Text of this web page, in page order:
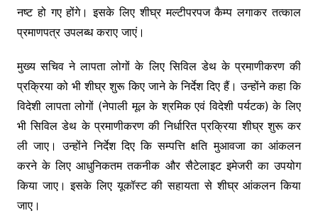
नष्ट हो गए होंगे। इसके लिए शीघ्र मल्टीपरपज कैम्प लगाकर तत्काल
प्रमाणपत्र उपलब्ध कराए जाएं।
मुख्य सचिव ने लापता लोगों के लिए सिविल डेथ के प्रमाणीकरण की
प्रक्रिया को भी शीघ्र शुरू किए जाने के निर्देश दिए हैं। उन्होंने कहा कि
विदेशी लापता लोगों (नेपाली मूल के श्रमिक एवं विदेशी पर्यटक) के लिए
भी सिविल डेथ के प्रमाणीकरण की निर्धारित प्रक्रिया शीघ्र शुरू कर
ली जाए। उन्होंने निर्देश दिए कि सम्पत्ति क्षति मुआवजा का आंकलन
करने के लिए आधुनिकतम तकनीक और सैटेलाइट इमेजरी का उपयोग
किया जाए। इसके लिए यूकॉस्ट की सहायता से शीघ्र आंकलन किया
जाए।